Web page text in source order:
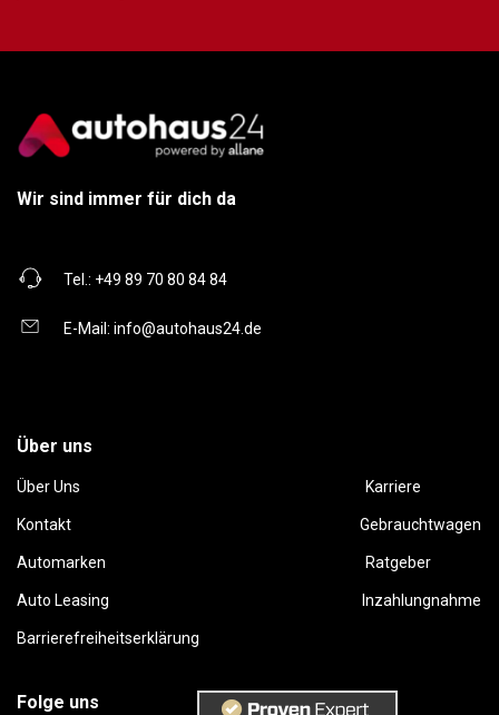
Wir sind immer für dich da
Tel.: +49 89 70 80 84 84
E-Mail: info@autohaus24.de
Über uns
Über Uns Karriere
Kontakt Gebrauchtwagen
Automarken Ratgeber
Auto Leasing Inzahlungnahme
Barrierefreiheitserklärung
Folge uns